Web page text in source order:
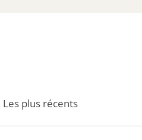
Les plus récents